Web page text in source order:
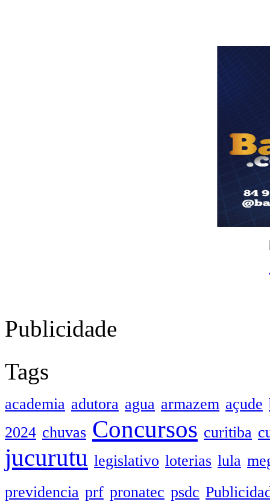
Publicidade
Tags
academia adutora agua armazem açude
2024 chuvas Concursos curitiba
jucurutu legislativo loterias lula
previdencia prf pronatec psdc